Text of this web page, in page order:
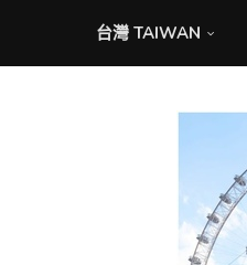
台灣 TAIWAN